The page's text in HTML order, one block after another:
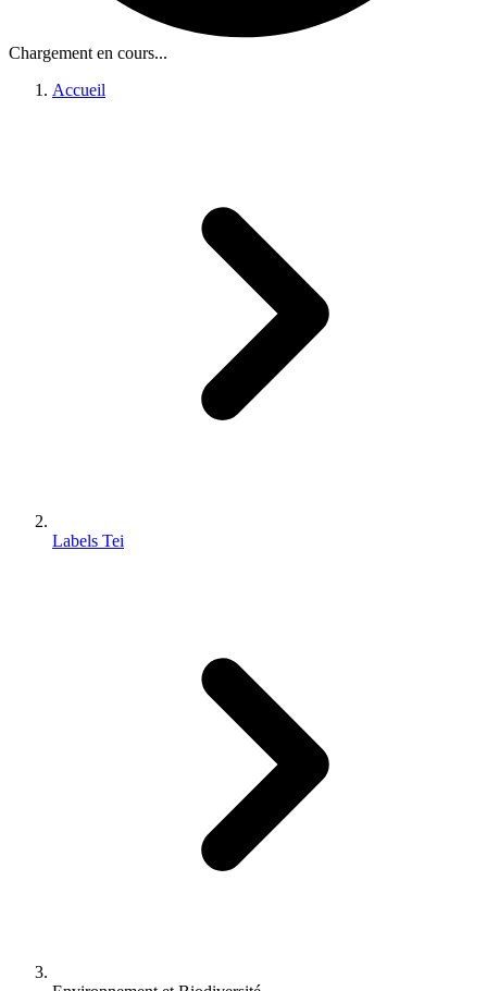
Chargement en cours...
Accueil
Labels Tei